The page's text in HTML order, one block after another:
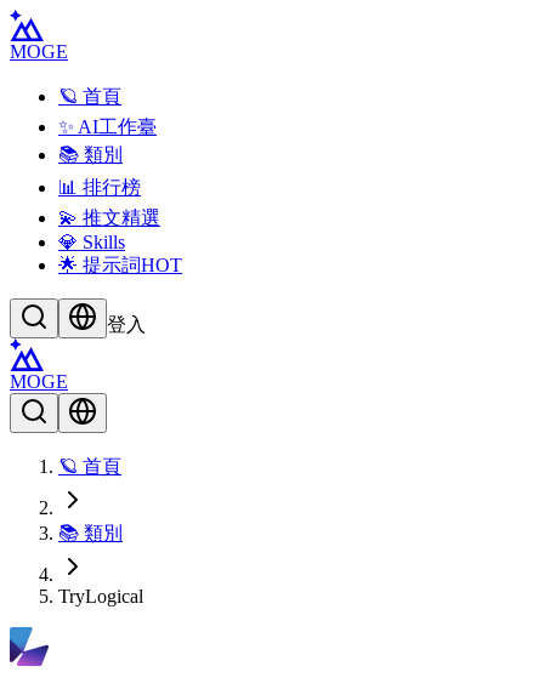
MOGE
🪐 首頁
✨ AI工作臺
📚 類別
📊 排行榜
💫 推文精選
💎 Skills
🌟 提示詞HOT
登入
MOGE
🪐 首頁
📚 類別
TryLogical